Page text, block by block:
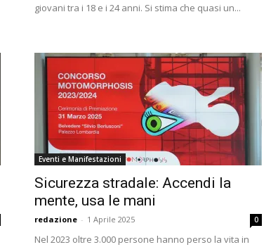
giovani tra i 18 e i 24 anni. Si stima che quasi un...
Eventi e Manifestazioni
Sicurezza stradale: Accendi la
mente, usa le mani
redazione - 1 Aprile 2025 0
Nel 2023 oltre 3.000 persone hanno perso la vita in